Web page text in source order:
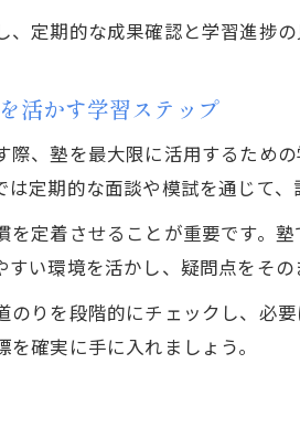
、定期的な成果確認と学習進捗
活かす学習ステップ
際、塾を最大限に活用するため
は定期的な面談や模試を通じて
を定着させることが重要です。
い環境を活かし、疑問点をその
のりを段階的にチェックし、必
確実に手に入れましょう。